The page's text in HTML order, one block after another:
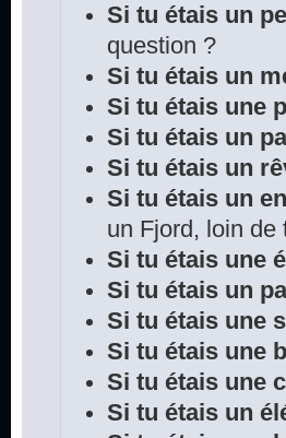
Si tu étais un
question ?
Si tu étais un
Si tu étais une
Si tu étais un
Si tu étais un
Si tu étais un
un Fjord, loin de
Si tu étais une
Si tu étais un
Si tu étais une
Si tu étais une
Si tu étais une
Si tu étais un